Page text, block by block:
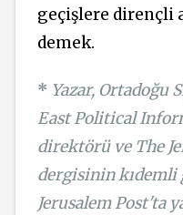
geçişlere dirençli
demek.
* Yazar, Ortadoğu
East Political
direktörü ve The
dergisinin
Jerusalem Post'ta